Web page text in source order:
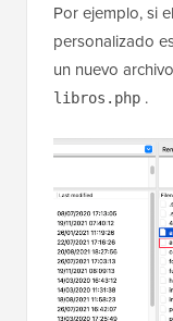
Por ejemplo, si
personalizado
un nuevo
libros.php .